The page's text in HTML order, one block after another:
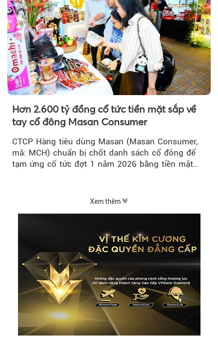
Hơn 2.600 tỷ đồng cổ tức tiền mặt sắp về
tay cổ đông Masan Consumer
CTCP Hàng tiêu dùng Masan (Masan Consumer,
mã: MCH) chuẩn bị chốt danh sách cổ đông để
tạm ứng cổ tức đợt 1 năm 2026 bằng tiền mặt
Xem thêm